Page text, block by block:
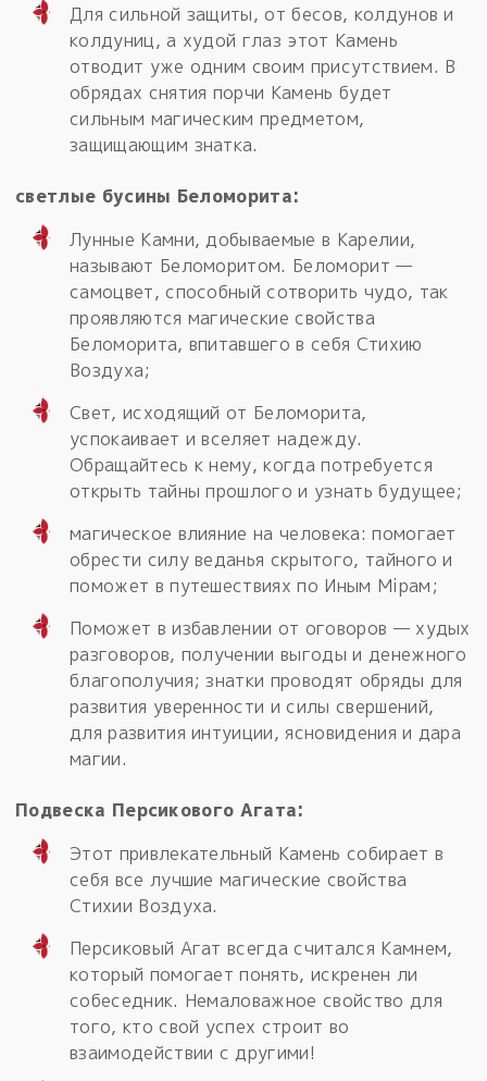
Для сильной защиты, от бесов, колдунов и
колдуниц, а худой глаз этот Камень
отводит уже одним своим присутствием. В
обрядах снятия порчи Камень будет
сильным магическим предметом,
защищающим знатка.
cветлые бусины Беломорита:
Лунные Камни, добываемые в Карелии,
называют Беломоритом. Беломорит —
самоцвет, способный сотворить чудо, так
проявляются магические свойства
Беломорита, впитавшего в себя Стихию
Воздуха;
Свет, исходящий от Беломорита,
успокаивает и вселяет надежду.
Обращайтесь к нему, когда потребуется
открыть тайны прошлого и узнать будущее;
магическое влияние на человека: помогает
обрести силу веданья скрытого, тайного и
поможет в путешествиях по Иным Мiрам;
Поможет в избавлении от оговоров — худых
разговоров, получении выгоды и денежного
благополучия; знатки проводят обряды для
развития уверенности и силы свершений,
для развития интуиции, ясновидения и дара
магии.
Подвеска Персикового Агата:
Этот привлекательный Камень собирает в
себя все лучшие магические свойства
Стихии Воздуха.
Персиковый Агат всегда считался Камнем,
который помогает понять, искренен ли
собеседник. Немаловажное свойство для
того, кто свой успех строит во
взаимодействии с другими!